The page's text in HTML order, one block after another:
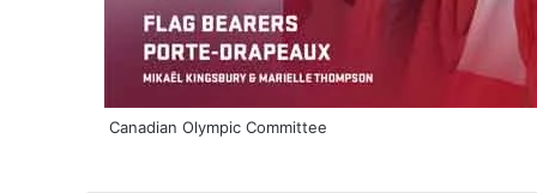
Canadian Olympic Committee